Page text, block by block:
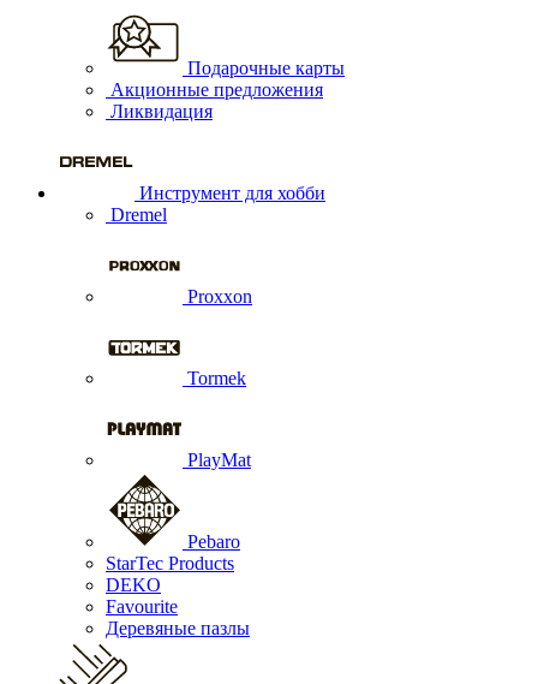
Подарочные карты
Акционные предложения
Ликвидация
Инструмент для хобби
Dremel
Proxxon
Tormek
PlayMat
Pebaro
StarTec Products
DEKO
Favourite
Деревяные пазлы